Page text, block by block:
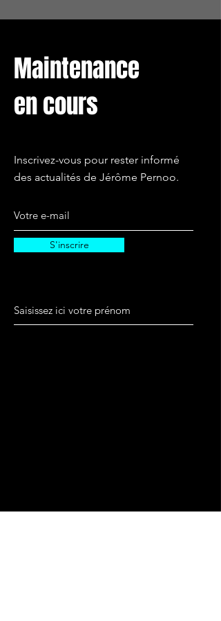
Maintenance
en cours
Inscrivez-vous pour rester informé
des actualités de Jérôme Pernoo.
S'inscrire